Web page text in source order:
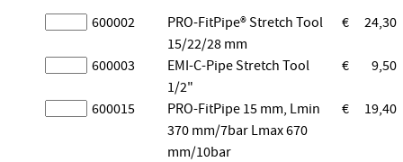
600002
PRO-FitPipe® Stretch Tool
15/22/28 mm
€ 24,30
600003
EMI-C-Pipe Stretch Tool
1/2"
€ 9,50
600015
PRO-FitPipe 15 mm, Lmin
370 mm/7bar Lmax 670
mm/10bar
€ 19,40